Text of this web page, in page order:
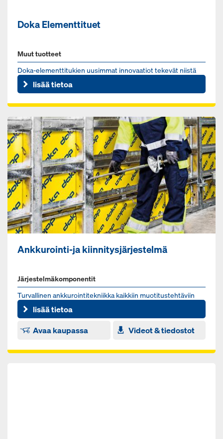
Doka Elementtituet
Muut tuotteet
Doka-elementtitukien uusimmat innovaatiot tekevät niistä
markkinoiden helppokäyttöisimmät.
lisää tietoa
Ankkurointi-ja kiinnitysjärjestelmä
Järjestelmäkomponentit
Tur­val­li­nen ank­ku­roin­ti­tek­niik­ka kaik­kiin muo­ti­tus­teh­tä­viin
lisää tietoa
Avaa kaupassa
Videot & tiedostot